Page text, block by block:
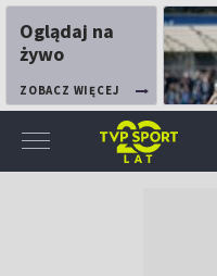
Oglądaj na
żywo
ZOBACZ WIĘCEJ